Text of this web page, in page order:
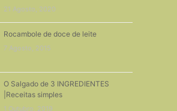
21 Agosto, 2020
Rocambole de doce de leite
7 Agosto, 2015
O Salgado de 3 INGREDIENTES
|Receitas simples
1 Outubro, 2019